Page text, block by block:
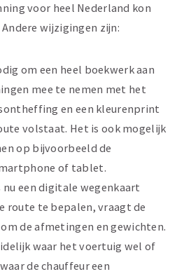
voor heel Nederland kon
wijzigingen zijn:
om een heel boekwerk aan
mee te nemen met het
en een kleurenprint
volstaat. Het is ook mogelijk
op bijvoorbeeld de
of tablet.
nu een digitale wegenkaart
route te bepalen, vraagt de
de afmetingen en gewichten.
waar het voertuig wel of
de chauffeur een